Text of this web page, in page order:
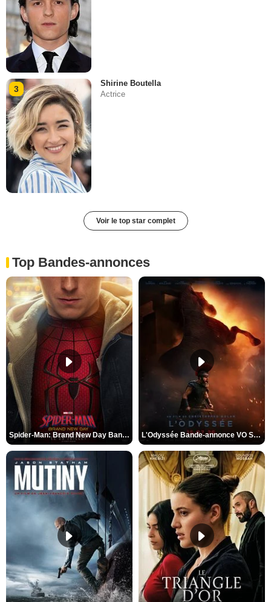
3
Shirine Boutella
Actrice
Voir le top star complet
Top Bandes-annonces
Spider-Man: Brand New Day Bande-annonce VO STFR L'Odyssée Bande-annonce VO STFR